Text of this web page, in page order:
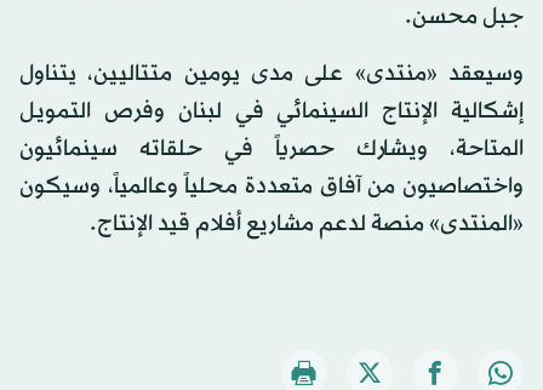
جبل محسن.
وسيعقد «منتدى» على مدى يومين متتاليين، يتناول
إشكالية الإنتاج السينمائي في لبنان وفرص التمويل
المتاحة، ويشارك حصرياً في حلقاته سينمائيون
واختصاصيون من آفاق متعددة محلياً وعالمياً، وسيكون
«المنتدى» منصة لدعم مشاريع أفلام قيد الإنتاج.